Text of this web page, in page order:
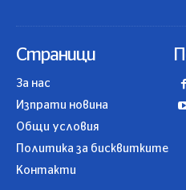
Страници
За нас
Изпрати новина
Общи условия
Политика за бисквитките
Контакти